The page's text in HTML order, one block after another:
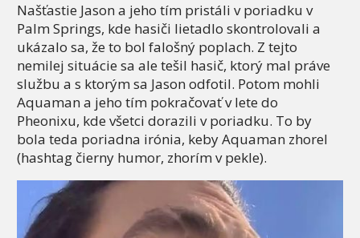
Našťastie Jason a jeho tím pristáli v poriadku v
Palm Springs, kde hasiči lietadlo skontrolovali a
ukázalo sa, že to bol falošný poplach. Z tejto
nemilej situácie sa ale tešil hasič, ktorý mal práve
službu a s ktorým sa Jason odfotil. Potom mohli
Aquaman a jeho tím pokračovať v lete do
Pheonixu, kde všetci dorazili v poriadku. To by
bola teda poriadna irónia, keby Aquaman zhorel
(hashtag čierny humor, zhorím v pekle).